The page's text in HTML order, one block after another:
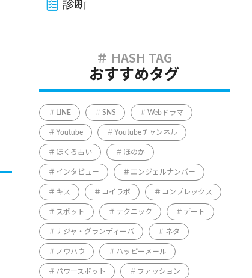
診断
おすすめタグ
LINE SNS Webドラマ
Youtube Youtubeチャンネル
ほくろ占い ほのか
インタビュー エンジェルナンバー
キス コイラボ コンプレックス
スポット テクニック デート
ナジャ・グランディーバ ネタ
ノウハウ ハッピーメール
パワースポット ファッション